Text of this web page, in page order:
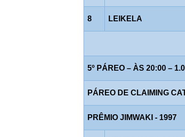
8 LEIKELA
5º PÁREO – ÀS 20:00 –
PÁREO DE CLAIMING
PRÊMIO JIMWAKI - 1997